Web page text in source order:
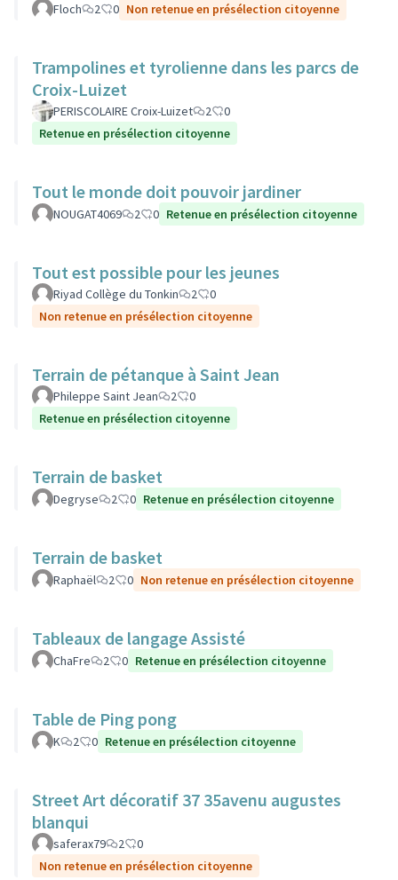
Floch 2 0 Non retenue en présélection citoyenne
Trampolines et tyrolienne dans les parcs de
Croix-Luizet
PERISCOLAIRE Croix-Luizet 2
0
Retenue en présélection citoyenne
Tout le monde doit pouvoir jardiner
NOUGAT4069 2 0 Retenue en présélection citoyenne
Tout est possible pour les jeunes
Riyad Collège du Tonkin 2
0
Non retenue en présélection citoyenne
Terrain de pétanque à Saint Jean
Phileppe Saint Jean 2
0
Retenue en présélection citoyenne
Terrain de basket
Degryse 2 0 Retenue en présélection citoyenne
Terrain de basket
Raphaël 2 0 Non retenue en présélection citoyenne
Tableaux de langage Assisté
ChaFre 2 0 Retenue en présélection citoyenne
Table de Ping pong
K 2 0 Retenue en présélection citoyenne
Street Art décoratif 37 35avenu augustes
blanqui
saferax79 2
0
Non retenue en présélection citoyenne